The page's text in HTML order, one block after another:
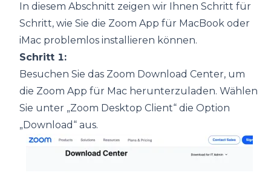
In diesem Abschnitt zeigen wir Ihnen Schritt für
Schritt, wie Sie die Zoom App für MacBook oder
iMac problemlos installieren können.
Schritt 1:
Besuchen Sie das Zoom Download Center, um
die Zoom App für Mac herunterzuladen. Wählen
Sie unter „Zoom Desktop Client“ die Option
„Download“ aus.